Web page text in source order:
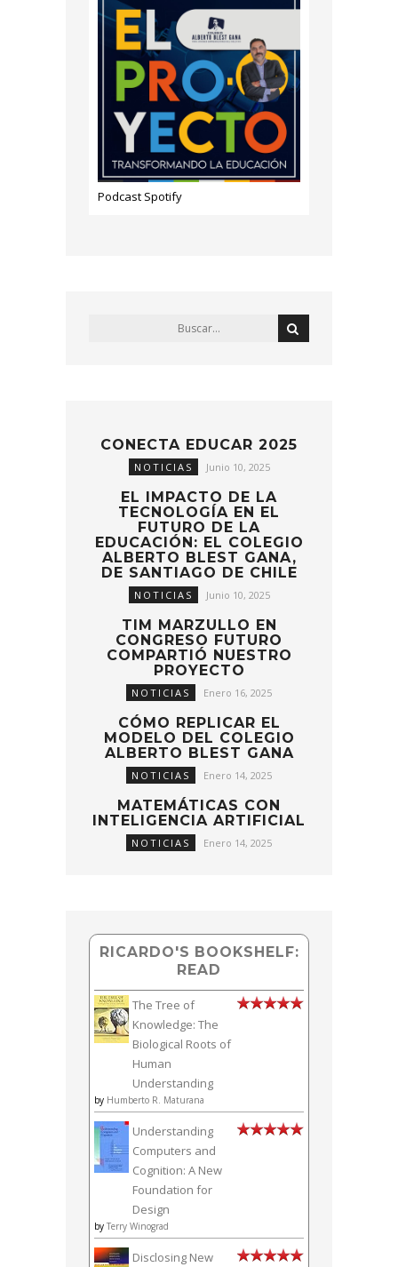
Podcast Spotify
CONECTA EDUCAR 2025
NOTICIAS Junio 10, 2025
EL IMPACTO DE LA
TECNOLOGÍA EN EL
FUTURO DE LA
EDUCACIÓN: EL COLEGIO
ALBERTO BLEST GANA,
DE SANTIAGO DE CHILE
NOTICIAS Junio 10, 2025
TIM MARZULLO EN
CONGRESO FUTURO
COMPARTIÓ NUESTRO
PROYECTO
NOTICIAS Enero 16, 2025
CÓMO REPLICAR EL
MODELO DEL COLEGIO
ALBERTO BLEST GANA
NOTICIAS Enero 14, 2025
MATEMÁTICAS CON
INTELIGENCIA ARTIFICIAL
NOTICIAS Enero 14, 2025
RICARDO'S BOOKSHELF:
READ
The Tree of
Knowledge: The
Biological Roots of
Human
Understanding
by Humberto R. Maturana
Understanding
Computers and
Cognition: A New
Foundation for
Design
by Terry Winograd
Disclosing New